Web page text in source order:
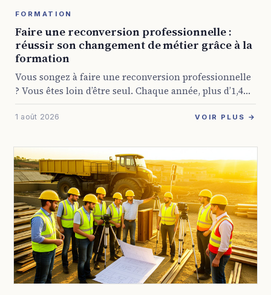
FORMATION
Faire une reconversion professionnelle :
réussir son changement de métier grâce à la
formation
Vous songez à faire une reconversion professionnelle
? Vous êtes loin d’être seul. Chaque année, plus d’1,4
million d’actifs franchissent le pas en France. Certains
fuient la lassitude, d’autres cherchent ...
1 août 2026 VOIR PLUS →